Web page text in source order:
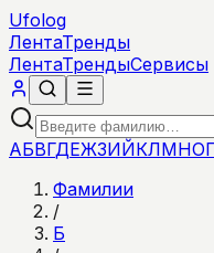
Ufolog
ЛентаТренды
ЛентаТрендыСервисы
АБВГДЕЖЗИЙКЛМНО
Фамилии
/
Б